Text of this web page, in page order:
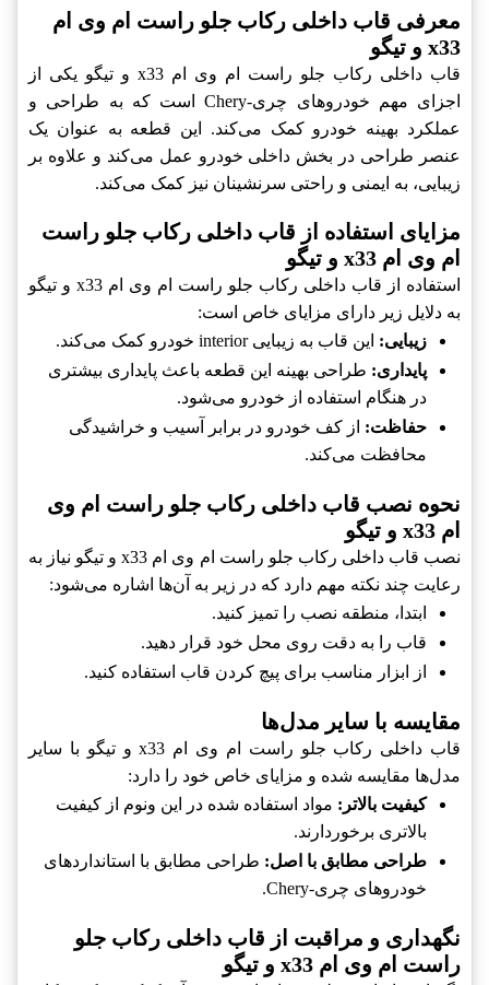
معرفی قاب داخلی رکاب جلو راست ام وی ام
x33 و تیگو
قاب داخلی رکاب جلو راست ام وی ام x33 و تیگو یکی از
اجزای مهم خودروهای چری-Chery است که به طراحی و
عملکرد بهینه خودرو کمک می‌کند. این قطعه به عنوان یک
عنصر طراحی در بخش داخلی خودرو عمل می‌کند و علاوه بر
زیبایی، به ایمنی و راحتی سرنشینان نیز کمک می‌کند.
مزایای استفاده از قاب داخلی رکاب جلو راست
ام وی ام x33 و تیگو
استفاده از قاب داخلی رکاب جلو راست ام وی ام x33 و تیگو
به دلایل زیر دارای مزایای خاص است:
زیبایی: این قاب به زیبایی interior خودرو کمک می‌کند.
پایداری: طراحی بهینه این قطعه باعث پایداری بیشتری
در هنگام استفاده از خودرو می‌شود.
حفاظت: از کف خودرو در برابر آسیب و خراشیدگی
محافظت می‌کند.
نحوه نصب قاب داخلی رکاب جلو راست ام وی
ام x33 و تیگو
نصب قاب داخلی رکاب جلو راست ام وی ام x33 و تیگو نیاز به
رعایت چند نکته مهم دارد که در زیر به آن‌ها اشاره می‌شود:
ابتدا، منطقه نصب را تمیز کنید.
قاب را به دقت روی محل خود قرار دهید.
از ابزار مناسب برای پیچ کردن قاب استفاده کنید.
مقایسه با سایر مدل‌ها
قاب داخلی رکاب جلو راست ام وی ام x33 و تیگو با سایر
مدل‌ها مقایسه شده و مزایای خاص خود را دارد:
کیفیت بالاتر: مواد استفاده شده در این ونوم از کیفیت
بالاتری برخوردارند.
طراحی مطابق با اصل: طراحی مطابق با استانداردهای
خودروهای چری-Chery.
نگهداری و مراقبت از قاب داخلی رکاب جلو
راست ام وی ام x33 و تیگو